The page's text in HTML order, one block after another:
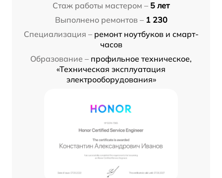
Стаж работы мастером – 5 лет
Выполнено ремонтов – 1 230
Специализация – ремонт ноутбуков и смарт-
часов
Образование – профильное техническое,
«Техническая эксплуатация
электрооборудования»